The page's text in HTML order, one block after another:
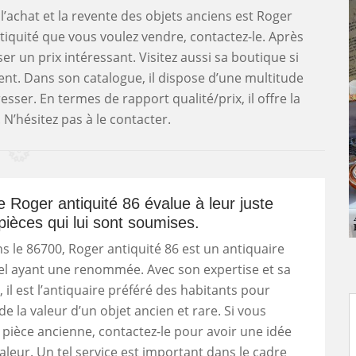
et la revente des objets anciens est Roger
que vous voulez vendre, contactez-le. Après
un prix intéressant. Visitez aussi sa boutique si
Dans son catalogue, il dispose d’une multitude
En termes de rapport qualité/prix, il offre la
pas à le contacter.
Roger antiquité 86 évalue à leur juste
qui lui sont soumises.
le 86700, Roger antiquité 86 est un antiquaire
ayant une renommée. Avec son expertise et sa
il est l’antiquaire préféré des habitants pour
la valeur d’un objet ancien et rare. Si vous
ancienne, contactez-le pour avoir une idée
Un tel service est important dans le cadre